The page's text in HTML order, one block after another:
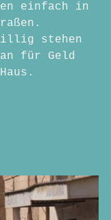
einfach in
stehen
für Geld